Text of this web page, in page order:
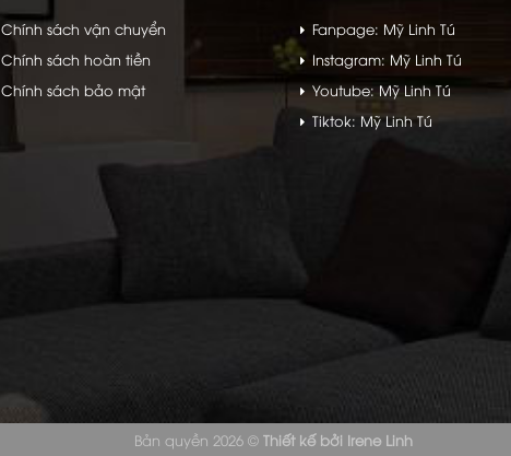
Chính sách vận chuyển
Chính sách hoàn tiền
Chính sách bảo mật
Fanpage: Mỹ Linh Tú
Instagram: Mỹ Linh Tú
Youtube: Mỹ Linh Tú
Tiktok: Mỹ Linh Tú
Bản quyền 2026 © Thiết kế bởi Irene Linh